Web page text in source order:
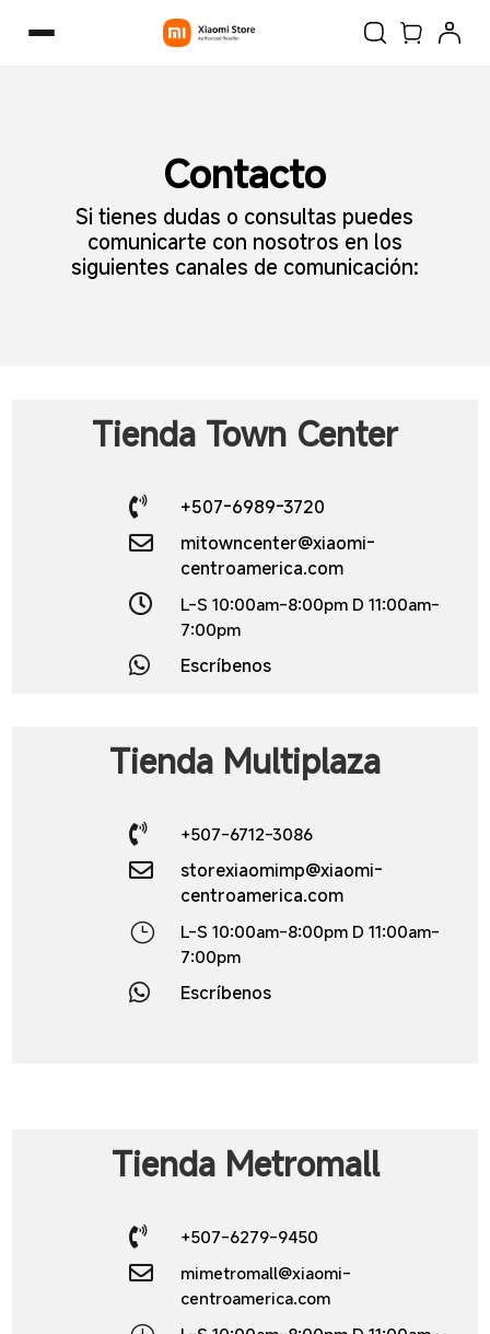
Contacto
Si tienes dudas o consultas puedes
comunicarte con nosotros en los
siguientes canales de comunicación:
Tienda Town Center

+507-6989-3720

mitowncenter@xiaomi-
centroamerica.com

L-S 10:00am-8:00pm D 11:00am-
7:00pm
 Escríbenos
Tienda Multiplaza
 +507-6712-3086

storexiaomimp@xiaomi-
centroamerica.com
}
L-S 10:00am-8:00pm D 11:00am-
7:00pm
 Escríbenos
Tienda Metromall
 +507-6279-9450

mimetromall@xiaomi-
centroamerica.com